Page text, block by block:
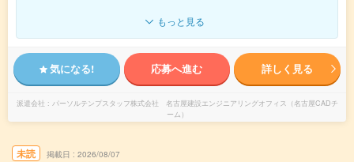
もっと見る
気になる! 応募へ進む 詳しく見る
派遣会社
パーソルテンプスタッフ株式会社 名古屋建設エンジニアリングオフィス（名古屋CADチ
ーム）
未読 掲載日 2026/08/07